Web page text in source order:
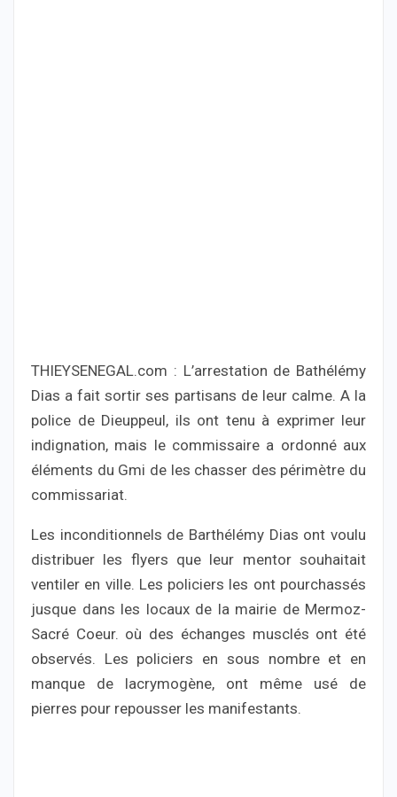
THIEYSENEGAL.com : L’arrestation de Bathélémy
Dias a fait sortir ses partisans de leur calme. A la
police de Dieuppeul, ils ont tenu à exprimer leur
indignation, mais le commissaire a ordonné aux
éléments du Gmi de les chasser des périmètre du
commissariat.
Les inconditionnels de Barthélémy Dias ont voulu
distribuer les flyers que leur mentor souhaitait
ventiler en ville. Les policiers les ont pourchassés
jusque dans les locaux de la mairie de Mermoz-
Sacré Coeur. où des échanges musclés ont été
observés. Les policiers en sous nombre et en
manque de lacrymogène, ont même usé de
pierres pour repousser les manifestants.